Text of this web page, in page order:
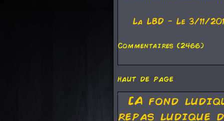
La LBD - Le 3/11/
Commentaires (2466)
haut de page
[A fond
repas ludique